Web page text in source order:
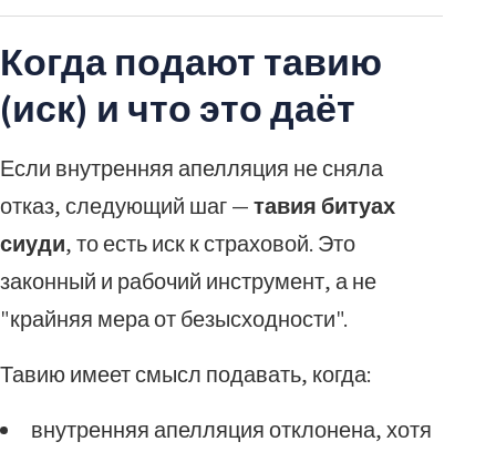
Когда подают тавию
(иск) и что это даёт
Если внутренняя апелляция не сняла
отказ, следующий шаг —тавия битуах
сиуди, то есть иск к страховой. Это
законный и рабочий инструмент, а не
"крайняя мера от безысходности".
Тавию имеет смысл подавать, когда:
внутренняя апелляция отклонена, хотя